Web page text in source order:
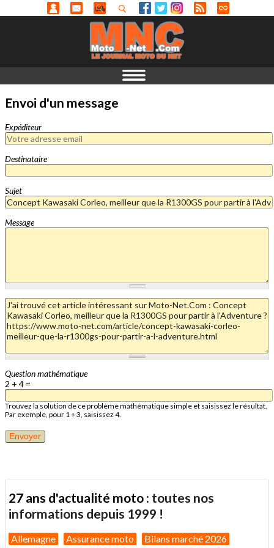
Envoi d'un message
Expéditeur
Destinataire
Sujet
Message
Question mathématique
2 + 4 =
Trouvez la solution de ce problème mathématique simple et saisissez le résultat.
Par exemple, pour 1 + 3, saisissez 4.
27 ans d'actualité moto : toutes nos
informations depuis 1999 !
Allemagne Assurance moto Bilans marché 2026